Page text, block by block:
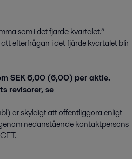
som i det fjärde kvartalet.”
efterfrågan i det fjärde kvartalet blir
SEK 6,00 (6,00) per aktie.
revisorer, se
är skyldigt att offentliggöra enligt
nedanstående kontaktpersons